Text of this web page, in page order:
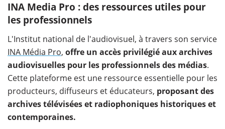
INA Media Pro : des ressources utiles pour
les professionnels
L'Institut national de l'audiovisuel, à travers son service
INA Média Pro, offre un accès privilégié aux archives
audiovisuelles pour les professionnels des médias.
Cette plateforme est une ressource essentielle pour les
producteurs, diffuseurs et éducateurs, proposant des
archives télévisées et radiophoniques historiques et
contemporaines.